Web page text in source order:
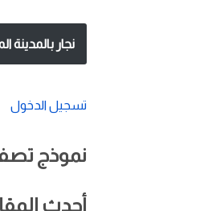
نجار بالمدينة
تسجيل الدخول
نموذج
أحدث